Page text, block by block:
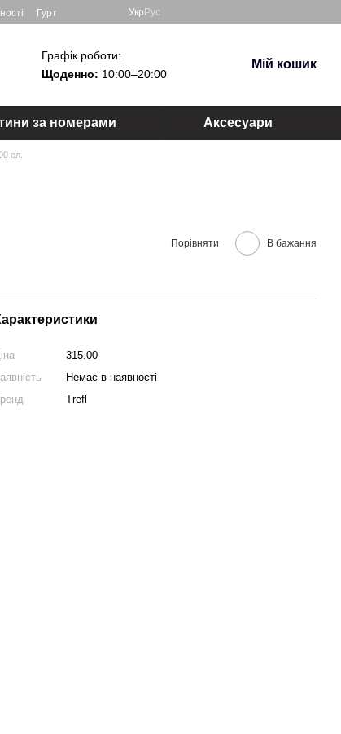
Гурт Укр Рус
Графік роботи:
Щоденно: 10:00–20:00
Мій кошик
за номерами Аксесуари
ел.
Порівняти В бажання
315.00
Немає в наявності
Trefl